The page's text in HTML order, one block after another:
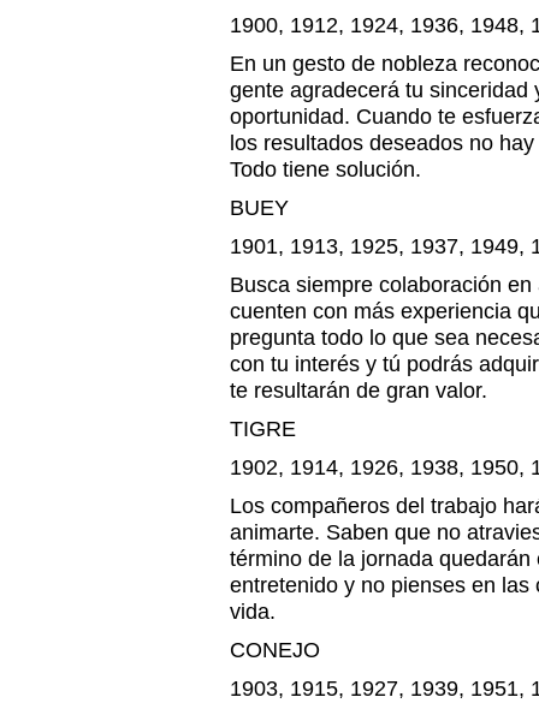
1900, 1912, 1924, 1936, 1948,
En un gesto de nobleza
gente agradecerá tu
oportunidad. Cuando te
los resultados deseados no
Todo tiene solución.
BUEY
1901, 1913, 1925, 1937, 1949,
Busca siempre colaboración
cuenten con más experiencia
pregunta todo lo que sea
con tu interés y tú podrás
te resultarán de gran valor.
TIGRE
1902, 1914, 1926, 1938, 1950,
Los compañeros del trabajo
animarte. Saben que no
término de la jornada
entretenido y no pienses en
vida.
CONEJO
1903, 1915, 1927, 1939, 1951,